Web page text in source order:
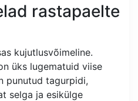
rastapaelte
kujutlusvõimeline.
üks lugematuid viise
punutud tagurpidi,
selga ja esikülge